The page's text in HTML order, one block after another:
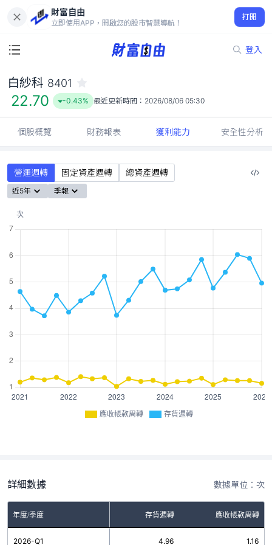
財富自由
立即使用APP，開啟您的股市智慧導航！
打開
登入
22.70
-0.43%
白紗科 8401
22.70 -0.43% 最近更新時間： 2026/08/06 05:30
個股概覽 財務報表 獲利能力 安全性分析
營運週轉 固定資產週轉 總資產週轉
近5年 季報
應收帳款周轉 存貨週轉
詳細數據 數據單位：次
年度/季度 存貨週轉 應收帳款周轉
2026-Q1 4.96 1.16